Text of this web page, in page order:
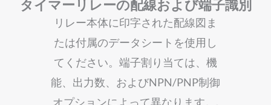
タイマーリレーの配線および端子識別
リレー本体に印字された配線図ま
たは付属のデータシートを使用し
てください。端子割り当ては、機
能、出力数、およびNPN/PNP制御
オプションによって異なります。.